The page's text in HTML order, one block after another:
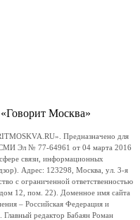
Москва»
Предназначено для
СМИ Эл № 77-64961 от 04 марта 2016
связи, информационных
Адрес: 123298, Москва, ул. 3-я
с ограниченной ответственностью
12, пом. 22). Доменное имя сайта
– Российская Федерация и
Главный редактор Бабаян Роман